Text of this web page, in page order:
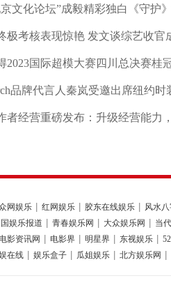
京文化论坛”成毅精彩独白《守护
极考核表现惊艳 发文谈综艺收官
2023国际超模大赛四川总决赛桂
网娱乐 红网娱乐 胶东在线娱乐 风水
娱乐报道 青春娱乐网 大众娱乐网 当
影资讯网 电影界 明星界 东视娱乐
在线 娱乐盒子 瓜姐娱乐 北方娱乐网